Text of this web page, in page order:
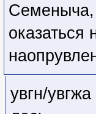
оказаться
увгн/